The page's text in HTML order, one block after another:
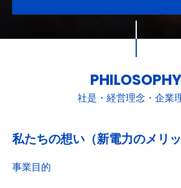
PHILOSOPHY
社是・経営理念・企業
私たちの想い（新電力のメリッ
事業目的